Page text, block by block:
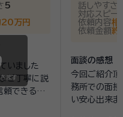
5
20万円
いました
ど丁寧に説
頼できる方
話しやすさ
対応スピー
依頼内容相
依頼金額約
面談の感想
今回ご紹介頂
務所での面接
い安心出来ま
ます